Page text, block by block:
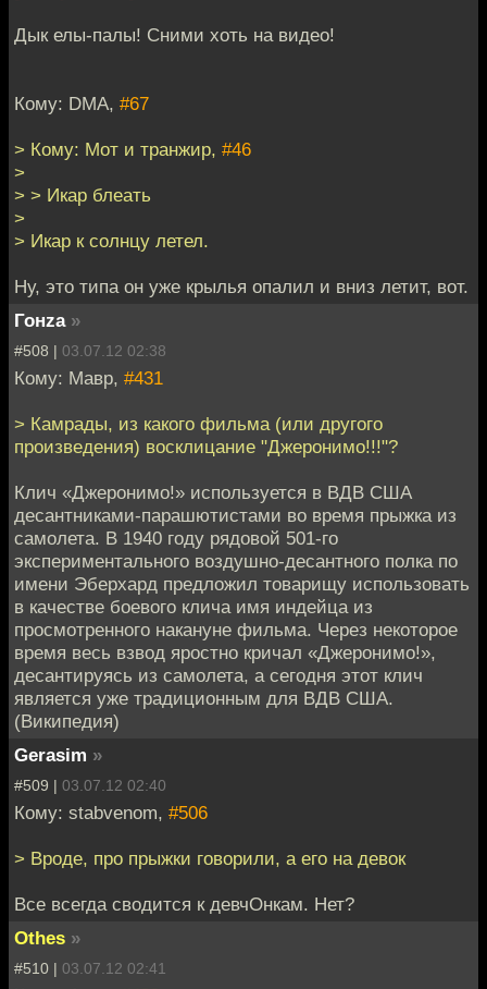
Дык елы-палы! Сними хоть на видео!
Кому: DMA, #67
> Кому: Мот и транжир, #46
>
> > Икар блеать
>
> Икар к солнцу летел.
Ну, это типа он уже крылья опалил и вниз летит, вот.
Гонzа »
#508 | 03.07.12 02:38
Кому: Мавр, #431
> Камрады, из какого фильма (или другого
произведения) восклицание "Джеронимо!!!"?
Клич «Джеронимо!» используется в ВДВ США
десантниками-парашютистами во время прыжка из
самолета. В 1940 году рядовой 501-го
экспериментального воздушно-десантного полка по
имени Эберхард предложил товарищу использовать
в качестве боевого клича имя индейца из
просмотренного накануне фильма. Через некоторое
время весь взвод яростно кричал «Джеронимо!»,
десантируясь из самолета, а сегодня этот клич
является уже традиционным для ВДВ США.
(Википедия)
Gerasim »
#509 | 03.07.12 02:40
Кому: stabvenom, #506
> Вроде, про прыжки говорили, а его на девок
Все всегда сводится к девчОнкам. Нет?
Othes »
#510 | 03.07.12 02:41